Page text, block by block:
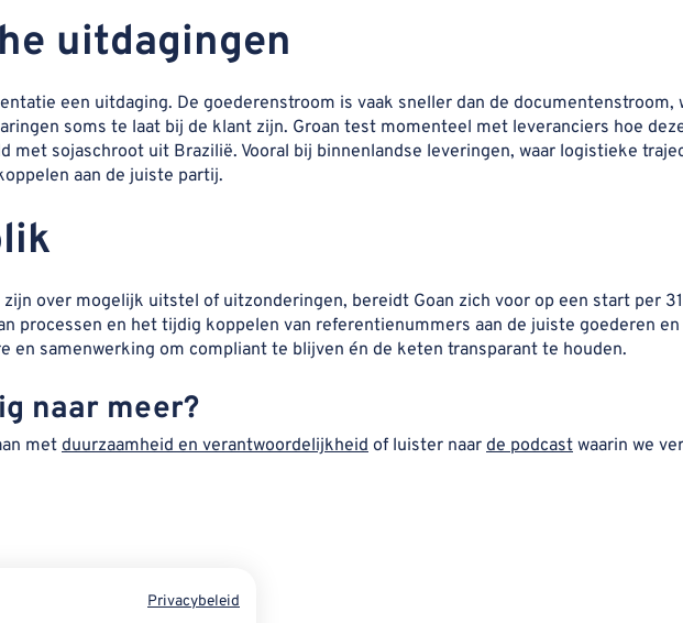
uitdagingen
een uitdaging. De goederenstroom is vaak sneller dan de
soms te laat bij de klant zijn. Groan test momenteel met leveranciers hoe
met sojaschroot uit Brazilië. Vooral bij binnenlandse leveringen, waar logistieke
aan de juiste partij.
over mogelijk uitstel of uitzonderingen, bereidt Goan zich voor op een start per
processen en het tijdig koppelen van referentienummers aan de juiste goederen
en samenwerking om compliant te blijven én de keten transparant te houden.
naar meer?
met duurzaamheid en verantwoordelijkheid of luister naar de podcast waarin we
Privacybeleid